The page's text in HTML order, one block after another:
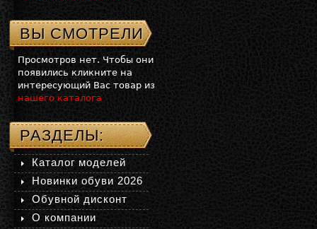
ВЫ СМОТРЕЛИ
Просмотров нет. Чтобы они
появились кликните на
интересующий Вас товар из
нашего каталога
РАЗДЕЛЫ:
Каталог моделей
Новинки обуви 2026
Обувной дисконт
О компании